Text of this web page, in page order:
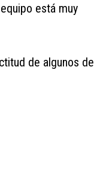
está muy
de algunos de